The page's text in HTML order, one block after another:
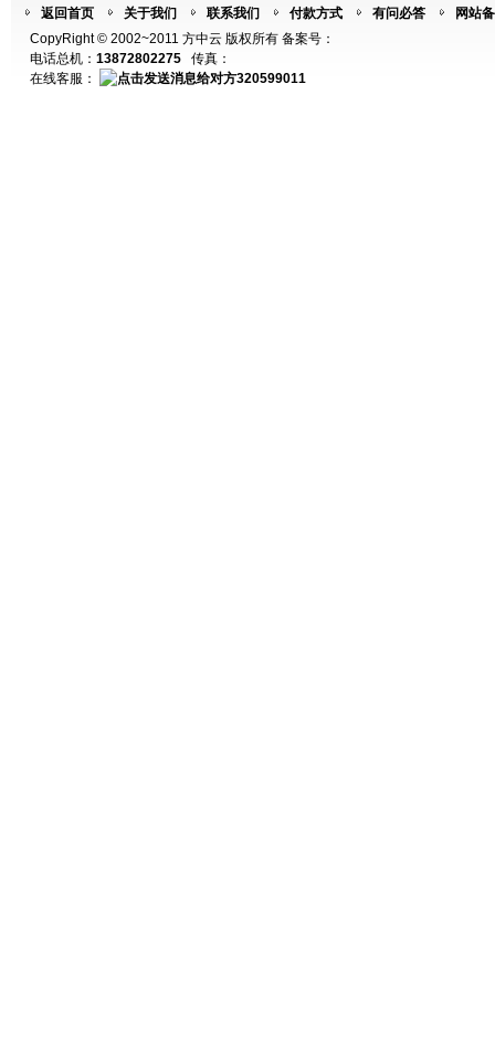
返回首页 关于我们 联系我们 付款方式 有问必答
网站
CopyRight © 2002~2011 方中云 版权所有 备案号：
电话总机： 13872802275 传真：
在线客服：
320599011